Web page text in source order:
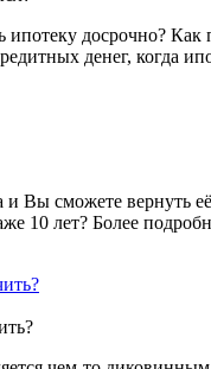
ипотеку досрочно?
денег, когда
Вы сможете вернуть
10 лет? Более